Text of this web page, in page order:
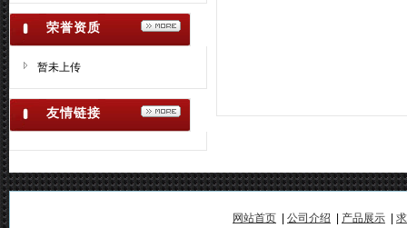
迎国内外客商光临惠顾、考察指
导，指望与之建立友好合作关系，
面向经济深化改革，发展电器科技
事业，共创辉煌。
荣誉资质
暂未上传
友情链接
网站首页 公司介绍 产品展示